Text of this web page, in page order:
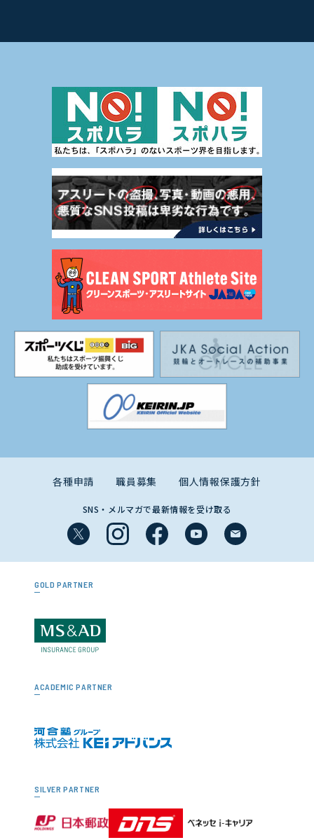
各種申請 職員募集 個人情報保護方針
SNS・メルマガで最新情報を受け取る
GOLD PARTNER
ACADEMIC PARTNER
SILVER PARTNER